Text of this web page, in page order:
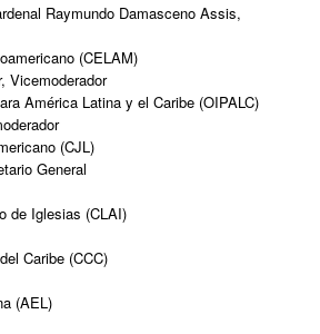
Raymundo Damasceno Assis,
(CELAM)
Vicemoderador
América Latina y el Caribe (OIPALC)
(CJL)
General
de Iglesias (CLAI)
Caribe (CCC)
(AEL)